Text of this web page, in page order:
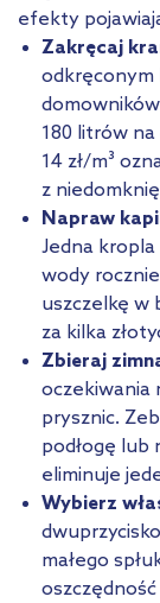
efekty
Zakręcaj
odkręconym
180 litrów na
14 zł/m³
z
Napraw
Jedna
wody
uszczelkę w
za kilka
Zbieraj
oczekiwania
prysznic.
podłogę lub
eliminuje
Wybierz
małego